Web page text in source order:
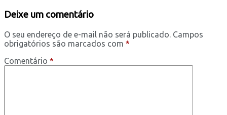
Deixe um comentário
O seu endereço de e-mail não será publicado. Campos
obrigatórios são marcados com *
Comentário *